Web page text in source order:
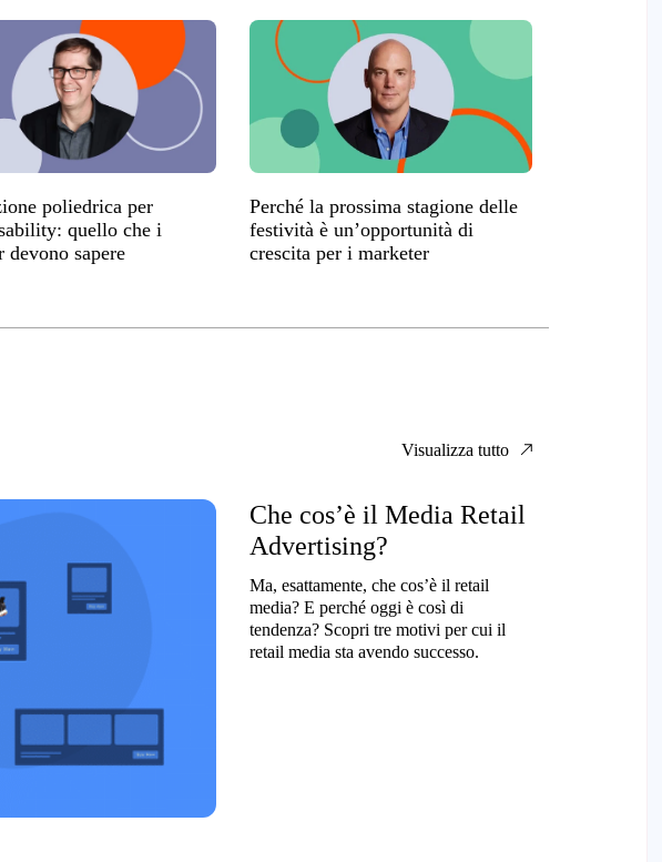
poliedrica per
quello che i
devono sapere
Perché la prossima stagione delle
festività è un’opportunità di
crescita per i marketer
Visualizza tutto
Che cos’è il Media Retail
Advertising?
Ma, esattamente, che cos’è il retail
media? E perché oggi è così di
tendenza? Scopri tre motivi per cui il
retail media sta avendo successo.